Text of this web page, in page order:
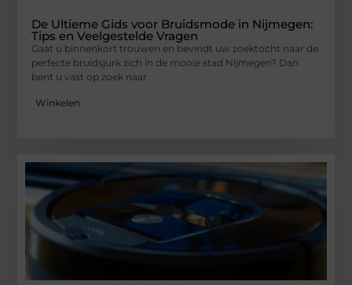
De Ultieme Gids voor Bruidsmode in Nijmegen:
Tips en Veelgestelde Vragen
Gaat u binnenkort trouwen en bevindt uw zoektocht naar de
perfecte bruidsjurk zich in de mooie stad Nijmegen? Dan
bent u vast op zoek naar
Winkelen